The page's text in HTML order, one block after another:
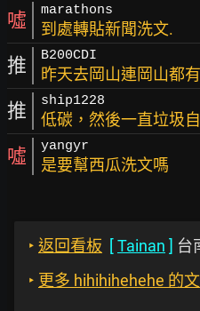
噓 marathons
到處轉貼新聞洗文.
推 B200CDI
昨天去岡山連岡山都
推 ship1228
低碳，然後一直垃圾
噓 yangyr
是要幫西瓜洗文嗎
‣ 返回看板 [Tainan ] 台
‣ 更多 hihihihehehe 的